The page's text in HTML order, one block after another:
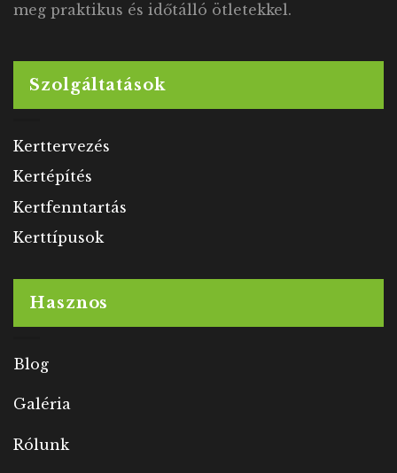
meg praktikus és időtálló ötletekkel.
Szolgáltatások
Kerttervezés
Kertépítés
Kertfenntartás
Kerttípusok
Hasznos
Blog
Galéria
Rólunk